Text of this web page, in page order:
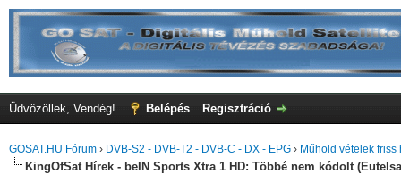
Üdvözöllek, Vendég! Belépés Regisztráció
GOSAT.HU Fórum › DVB-S2 - DVB-T2 - DVB-C - DX - EPG › Műhold vételek friss
KingOfSat Hírek - beIN Sports Xtra 1 HD: Többé nem kódolt